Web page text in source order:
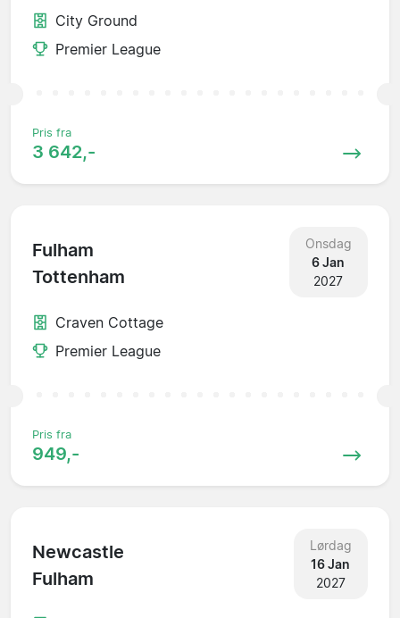
City Ground
Premier League
Pris fra
3 642,-
Fulham
Tottenham
Onsdag
6 Jan
2027
Craven Cottage
Premier League
Pris fra
949,-
Newcastle
Fulham
Lørdag
16 Jan
2027